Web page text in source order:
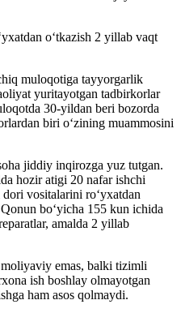
muloqotiga tayyorgarlik
yuritayotgan tadbirkorlar
30-yildan beri bozorda
biri o‘zining muammosini
jiddiy inqirozga yuz tutgan.
hozir atigi 20 nafar ishchi
vositalarini ro‘yxatdan
bo‘yicha 155 kun ichida
amalda 2 yillab
emas, balki tizimli
ish boshlay olmayotgan
ham asos qolmaydi.